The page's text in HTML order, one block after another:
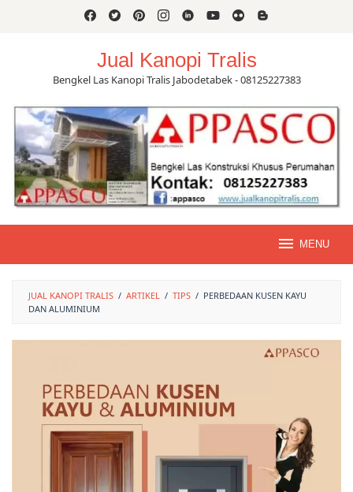
Jual Kanopi Tralis
Bengkel Las Kanopi Tralis Jabodetabek - 08125227383
MENU
JUAL KANOPI TRALIS / ARTIKEL / TIPS / PERBEDAAN KUSEN KAYU
DAN ALUMINIUM